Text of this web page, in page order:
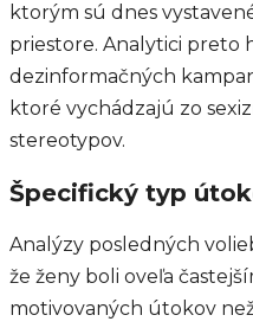
ktorým sú dnes
priestore. Analytici preto
dezinformačných
ktoré vychádzajú zo
stereotypov.
Špecifický typ
Analýzy posledných
že ženy boli oveľa
motivovaných útokov